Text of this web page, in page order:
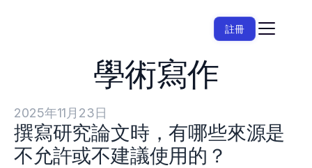
註冊
學術寫作
2025年11月23日
撰寫研究論文時，有哪些來源是
不允許或不建議使用的？